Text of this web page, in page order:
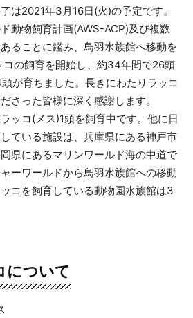
は2021年3月16日(火)の予定です。
動物飼育計画(AWS-ACP)及び複数
ることに鑑み、鳥羽水族館へ移動を
の飼育を開始し、約34年間で26頭
が育ちました。長きにわたりラッコ
さった皆様に深く感謝します。
ッコ(メス)1頭を飼育中です。他に日
ている施設は、兵庫県にある神戸市
県にあるマリンワールド海の中道で
ーワールドから鳥羽水族館への移動
コを飼育している動物園水族館は3
について